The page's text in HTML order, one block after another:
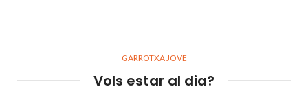
GARROTXA JOVE
Vols estar al dia?